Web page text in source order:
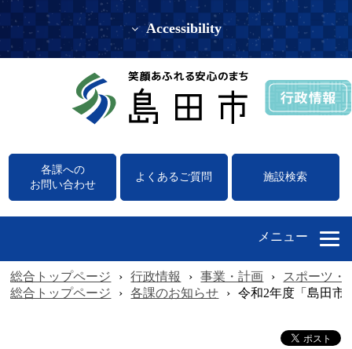
Accessibility
各課への
お問い合わせ
よくあるご質問 施設検索
メニュー
総合トップページ › 行政情報 › 事業・計画 ›
スポーツ・
総合トップページ
› 各課のお知らせ › 令和2年度「島田市